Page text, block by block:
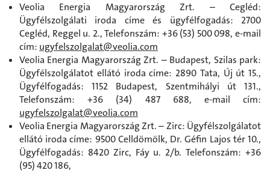
Veolia Energia Magyarország Zrt. – Cegléd:
Ügyfélszolgálati iroda címe és ügyfélfogadás: 2700
Cegléd, Reggel u. 2., Telefonszám: +36 (53) 500 098, e-mail
cím: ugyfelszolgalat@veolia.com
Veolia Energia Magyarország Zrt. – Budapest, Szilas park:
Ügyfélszolgálatot ellátó iroda címe: 2890 Tata, Új út 15.,
Ügyfélfogadás: 1152 Budapest, Szentmihályi út 131.,
Telefonszám: +36 (34) 487 688, e-mail cím:
ugyfelszolgalat@veolia.com
Veolia Energia Magyarország Zrt. – Zirc: Ügyfélszolgálatot
ellátó iroda címe: 9500 Celldömölk, Dr. Géfin Lajos tér 10.,
Ügyfélfogadás: 8420 Zirc, Fáy u. 2/b. Telefonszám: +36
(95) 420 186,